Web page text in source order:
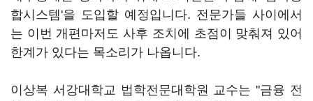
합시스템'을 도입할 예정입니다. 전문가들 사이에서
는 이번 개편마저도 사후 조치에 초점이 맞춰져 있어
한계가 있다는 목소리가 나옵니다.
이상복 서강대학교 법학전문대학원 교수는 "금융 전